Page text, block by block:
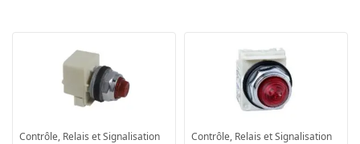
Contrôle, Relais et Signalisation Contrôle, Relais et Signalisation